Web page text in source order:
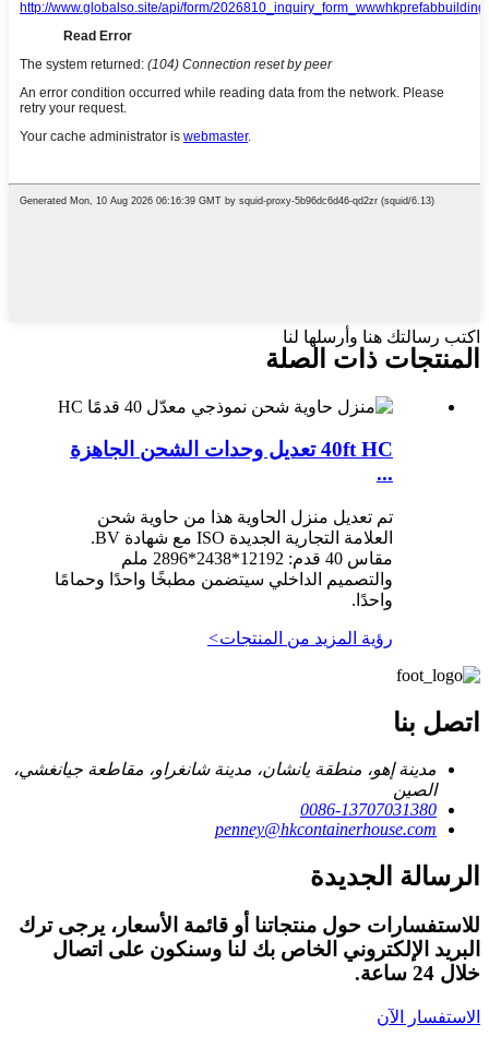
اكتب رسالتك هنا وأرسلها لنا
المنتجات ذات الصلة
40ft HC تعديل وحدات الشحن الجاهزة
...
تم تعديل منزل الحاوية هذا من حاوية شحن
العلامة التجارية الجديدة ISO مع شهادة BV.
مقاس 40 قدم: 12192*2438*2896 ملم
والتصميم الداخلي سيتضمن مطبخًا واحدًا وحمامًا
واحدًا.
رؤية المزيد من المنتجات>
اتصل بنا
مدينة إهو، منطقة يانشان، مدينة شانغراو، مقاطعة جيانغشي،
الصين
0086-13707031380
penney@hkcontainerhouse.com
الرسالة الجديدة
للاستفسارات حول منتجاتنا أو قائمة الأسعار، يرجى ترك
البريد الإلكتروني الخاص بك لنا وسنكون على اتصال
خلال 24 ساعة.
الاستفسار الآن